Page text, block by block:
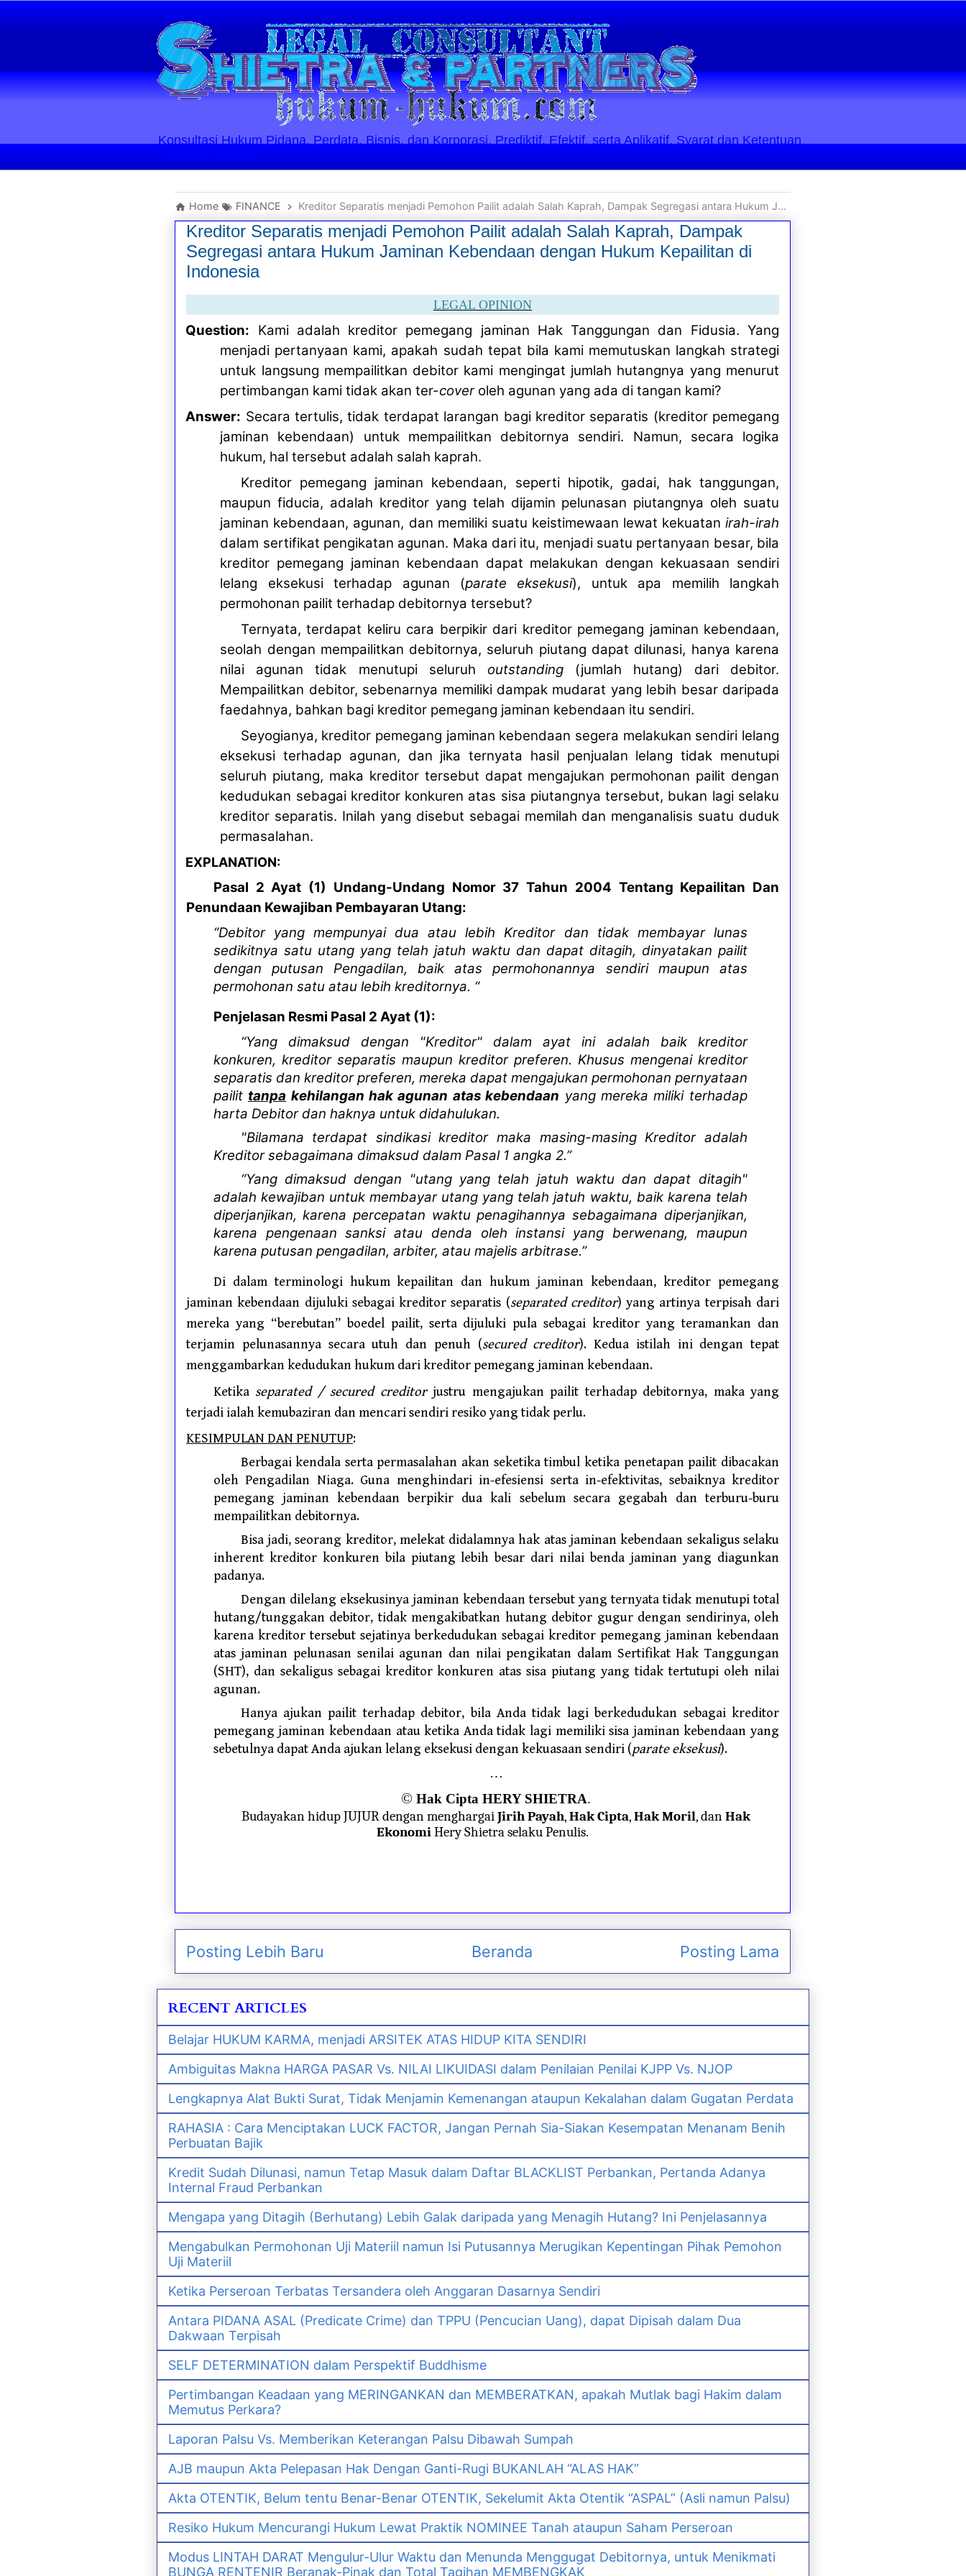
Konsultasi Hukum Pidana, Perdata, Bisnis, dan Korporasi. Prediktif, Efektif, serta Aplikatif. Syarat dan Ketentuan
Layanan Berlaku
Home FINANCE Kreditor Separatis menjadi Pemohon Pailit adalah Salah Kaprah, Dampak Segregasi antara Hukum Jaminan Kebendaan dengan Hukum Kepailitan di Indonesia
Kreditor Separatis menjadi Pemohon Pailit adalah Salah Kaprah, Dampak
Segregasi antara Hukum Jaminan Kebendaan dengan Hukum Kepailitan di
Indonesia
LEGAL OPINION
Question: Kami adalah kreditor pemegang jaminan Hak Tanggungan dan Fidusia. Yang
menjadi pertanyaan kami, apakah sudah tepat bila kami memutuskan langkah strategi
untuk langsung mempailitkan debitor kami mengingat jumlah hutangnya yang menurut
pertimbangan kami tidak akan ter-coveroleh agunan yang ada di tangan kami?
Answer: Secara tertulis, tidak terdapat larangan bagi kreditor separatis (kreditor pemegang
jaminan kebendaan) untuk mempailitkan debitornya sendiri. Namun, secara logika
hukum, hal tersebut adalah salah kaprah.
Kreditor pemegang jaminan kebendaan, seperti hipotik, gadai, hak tanggungan,
maupun fiducia, adalah kreditor yang telah dijamin pelunasan piutangnya oleh suatu
jaminan kebendaan, agunan, dan memiliki suatu keistimewaan lewat kekuatan irah-irah
dalam sertifikat pengikatan agunan. Maka dari itu, menjadi suatu pertanyaan besar, bila
kreditor pemegang jaminan kebendaan dapat melakukan dengan kekuasaan sendiri
lelang eksekusi terhadap agunan (parate eksekusi), untuk apa memilih langkah
permohonan pailit terhadap debitornya tersebut?
Ternyata, terdapat keliru cara berpikir dari kreditor pemegang jaminan kebendaan,
seolah dengan mempailitkan debitornya, seluruh piutang dapat dilunasi, hanya karena
nilai agunan tidak menutupi seluruh outstanding(jumlah hutang) dari debitor.
Mempailitkan debitor, sebenarnya memiliki dampak mudarat yang lebih besar daripada
faedahnya, bahkan bagi kreditor pemegang jaminan kebendaan itu sendiri.
Seyogianya, kreditor pemegang jaminan kebendaan segera melakukan sendiri lelang
eksekusi terhadap agunan, dan jika ternyata hasil penjualan lelang tidak menutupi
seluruh piutang, maka kreditor tersebut dapat mengajukan permohonan pailit dengan
kedudukan sebagai kreditor konkuren atas sisa piutangnya tersebut, bukan lagi selaku
kreditor separatis. Inilah yang disebut sebagai memilah dan menganalisis suatu duduk
permasalahan.
EXPLANATION:
Pasal 2 Ayat (1) Undang-Undang Nomor 37 Tahun 2004 Tentang Kepailitan Dan
Penundaan Kewajiban Pembayaran Utang:
“Debitor yang mempunyai dua atau lebih Kreditor dan tidak membayar lunas
sedikitnya satu utang yang telah jatuh waktu dan dapat ditagih, dinyatakan pailit
dengan putusan Pengadilan, baik atas permohonannya sendiri maupun atas
permohonan satu atau lebih kreditornya. “
Penjelasan Resmi Pasal 2 Ayat (1):
“Yang dimaksud dengan "Kreditor" dalam ayat ini adalah baik kreditor
konkuren, kreditor separatis maupun kreditor preferen. Khusus mengenai kreditor
separatis dan kreditor preferen, mereka dapat mengajukan permohonan pernyataan
pailit tanpa kehilangan hak agunan atas kebendaan yang mereka miliki terhadap
harta Debitor dan haknya untuk didahulukan.
"Bilamana terdapat sindikasi kreditor maka masing-masing Kreditor adalah
Kreditor sebagaimana dimaksud dalam Pasal 1 angka 2.”
“Yang dimaksud dengan "utang yang telah jatuh waktu dan dapat ditagih"
adalah kewajiban untuk membayar utang yang telah jatuh waktu, baik karena telah
diperjanjikan, karena percepatan waktu penagihannya sebagaimana diperjanjikan,
karena pengenaan sanksi atau denda oleh instansi yang berwenang, maupun
karena putusan pengadilan, arbiter, atau majelis arbitrase.”
Di dalam terminologi hukum kepailitan dan hukum jaminan kebendaan, kreditor pemegang
jaminan kebendaan dijuluki sebagai kreditor separatis (separated creditor) yang artinya terpisah dari
mereka yang “berebutan” boedel pailit, serta dijuluki pula sebagai kreditor yang teramankan dan
terjamin pelunasannya secara utuh dan penuh (secured creditor). Kedua istilah ini dengan tepat
menggambarkan kedudukan hukum dari kreditor pemegang jaminan kebendaan.
Ketika separated / secured creditorjustru mengajukan pailit terhadap debitornya, maka yang
terjadi ialah kemubaziran dan mencari sendiri resiko yang tidak perlu.
KESIMPULAN DAN PENUTUP:
Berbagai kendala serta permasalahan akan seketika timbul ketika penetapan pailit dibacakan
oleh Pengadilan Niaga. Guna menghindari in-efesiensi serta in-efektivitas, sebaiknya kreditor
pemegang jaminan kebendaan berpikir dua kali sebelum secara gegabah dan terburu-buru
mempailitkan debitornya.
Bisa jadi, seorang kreditor, melekat didalamnya hak atas jaminan kebendaan sekaligus selaku
inherent kreditor konkuren bila piutang lebih besar dari nilai benda jaminan yang diagunkan
padanya.
Dengan dilelang eksekusinya jaminan kebendaan tersebut yang ternyata tidak menutupi total
hutang/tunggakan debitor, tidak mengakibatkan hutang debitor gugur dengan sendirinya, oleh
karena kreditor tersebut sejatinya berkedudukan sebagai kreditor pemegang jaminan kebendaan
atas jaminan pelunasan senilai agunan dan nilai pengikatan dalam Sertifikat Hak Tanggungan
(SHT), dan sekaligus sebagai kreditor konkuren atas sisa piutang yang tidak tertutupi oleh nilai
agunan.
Hanya ajukan pailit terhadap debitor, bila Anda tidak lagi berkedudukan sebagai kreditor
pemegang jaminan kebendaan atau ketika Anda tidak lagi memiliki sisa jaminan kebendaan yang
sebetulnya dapat Anda ajukan lelang eksekusi dengan kekuasaan sendiri (parate eksekusi).
…
©Hak Cipta HERY SHIETRA.
Budayakan hidup JUJUR dengan menghargaiJirih Payah,Hak Cipta,Hak Moril, danHak
EkonomiHery Shietra selaku Penulis.
Posting Lebih Baru Posting Lama
Beranda
RECENT ARTICLES
Belajar HUKUM KARMA, menjadi ARSITEK ATAS HIDUP KITA SENDIRI
Ambiguitas Makna HARGA PASAR Vs. NILAI LIKUIDASI dalam Penilaian Penilai KJPP Vs. NJOP
Lengkapnya Alat Bukti Surat, Tidak Menjamin Kemenangan ataupun Kekalahan dalam Gugatan Perdata
RAHASIA : Cara Menciptakan LUCK FACTOR, Jangan Pernah Sia-Siakan Kesempatan Menanam Benih
Perbuatan Bajik
Kredit Sudah Dilunasi, namun Tetap Masuk dalam Daftar BLACKLIST Perbankan, Pertanda Adanya
Internal Fraud Perbankan
Mengapa yang Ditagih (Berhutang) Lebih Galak daripada yang Menagih Hutang? Ini Penjelasannya
Mengabulkan Permohonan Uji Materiil namun Isi Putusannya Merugikan Kepentingan Pihak Pemohon
Uji Materiil
Ketika Perseroan Terbatas Tersandera oleh Anggaran Dasarnya Sendiri
Antara PIDANA ASAL (Predicate Crime) dan TPPU (Pencucian Uang), dapat Dipisah dalam Dua
Dakwaan Terpisah
SELF DETERMINATION dalam Perspektif Buddhisme
Pertimbangan Keadaan yang MERINGANKAN dan MEMBERATKAN, apakah Mutlak bagi Hakim dalam
Memutus Perkara?
Laporan Palsu Vs. Memberikan Keterangan Palsu Dibawah Sumpah
AJB maupun Akta Pelepasan Hak Dengan Ganti-Rugi BUKANLAH “ALAS HAK”
Akta OTENTIK, Belum tentu Benar-Benar OTENTIK, Sekelumit Akta Otentik “ASPAL” (Asli namun Palsu)
Resiko Hukum Mencurangi Hukum Lewat Praktik NOMINEE Tanah ataupun Saham Perseroan
Modus LINTAH DARAT Mengulur-Ulur Waktu dan Menunda Menggugat Debitornya, untuk Menikmati
BUNGA RENTENIR Beranak-Pinak dan Total Tagihan MEMBENGKAK